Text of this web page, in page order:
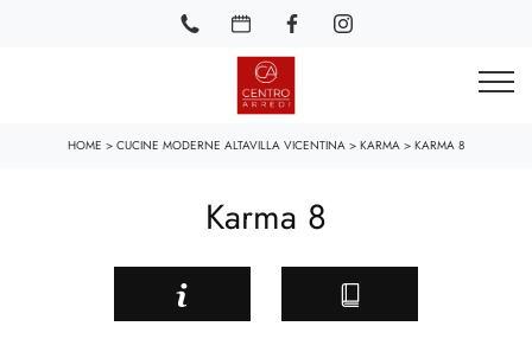
HOME > CUCINE MODERNE ALTAVILLA VICENTINA > KARMA > KARMA 8
Karma 8